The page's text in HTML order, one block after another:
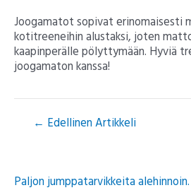
Joogamatot sopivat erinomaisesti
kotitreeneihin alustaksi, joten
kaapinperälle pölyttymään. Hyviä
joogamaton kanssa!
← Edellinen Artikkeli
Paljon jumppatarvikkeita